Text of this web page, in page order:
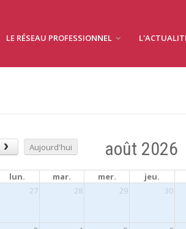
LE RÉSEAU PROFESSIONNEL
Aujourd'hui août 2026
lun. mar. mer. jeu.
27 28 29 30